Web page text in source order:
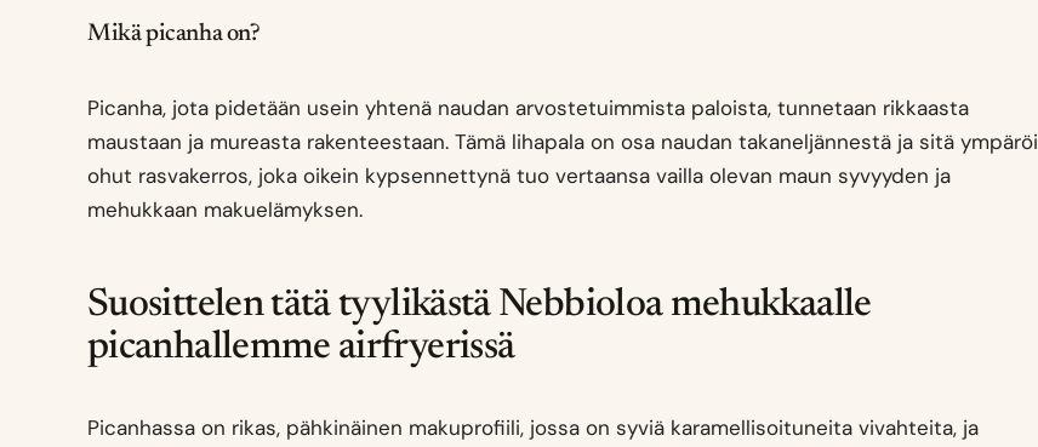
Mikä picanha on?
Picanha, jota pidetään usein yhtenä naudan arvostetuimmista paloista, tunnetaan rikkaasta
maustaan ja mureasta rakenteestaan. Tämä lihapala on osa naudan takaneljännestä ja sitä ympäröi
ohut rasvakerros, joka oikein kypsennettynä tuo vertaansa vailla olevan maun syvyyden ja
mehukkaan makuelämyksen.
Suosittelen tätä tyylikästä Nebbioloa mehukkaalle
picanhallemme airfryerissä
Picanhassa on rikas, pähkinäinen makuprofiili, jossa on syviä karamellisoituneita vivahteita, ja